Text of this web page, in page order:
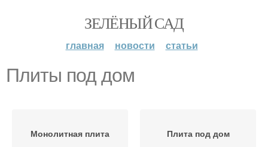
ЗЕЛЁНЫЙ САД
главная новости статьи
Плиты под дом
Монолитная плита Плита под дом